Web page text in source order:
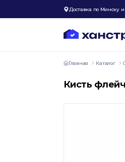
Доставка по Минску
Главная Каталог
Кисть